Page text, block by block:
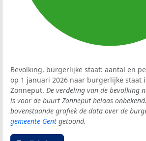
Bevolking, burgerlijke staat: aantal en
op 1 januari 2026 naar burgerlijke staat
Zonneput. De verdeling van de bevolking
is voor de buurt Zonneput helaas
bovenstaande grafiek de data over de
gemeente Gent getoond.